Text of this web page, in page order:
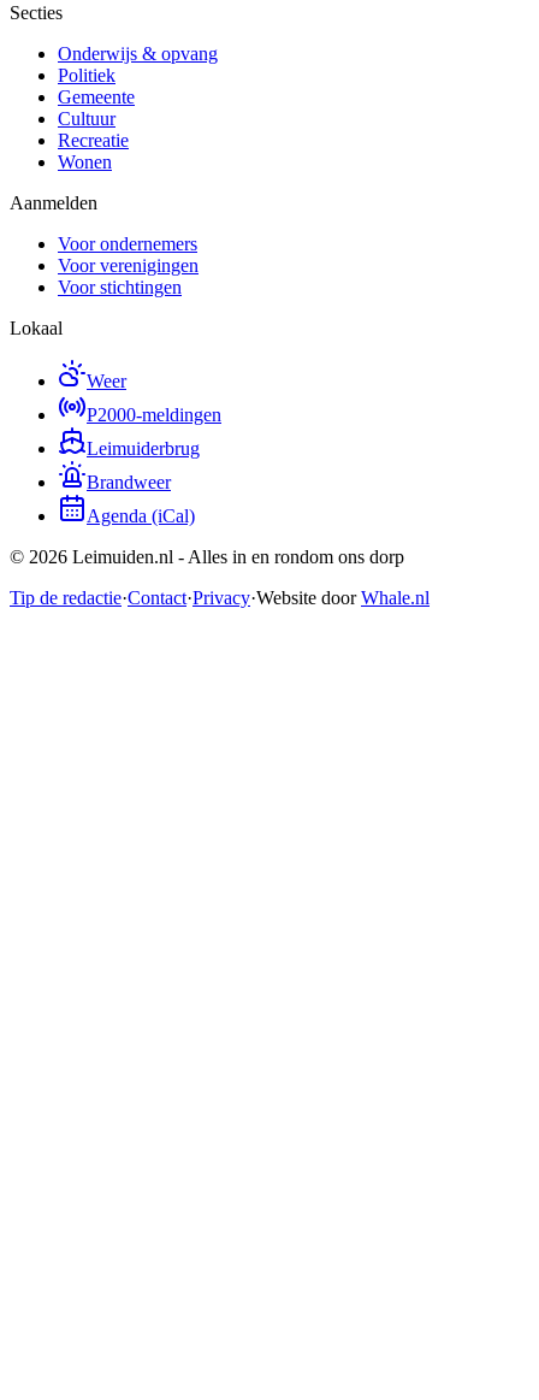
Secties
Onderwijs & opvang
Politiek
Gemeente
Cultuur
Recreatie
Wonen
Aanmelden
Voor ondernemers
Voor verenigingen
Voor stichtingen
Lokaal
Weer
P2000-meldingen
Leimuiderbrug
Brandweer
Agenda (iCal)
© 2026 Leimuiden.nl - Alles in en rondom ons dorp
Tip de redactie·Contact·Privacy·Website door Whale.nl